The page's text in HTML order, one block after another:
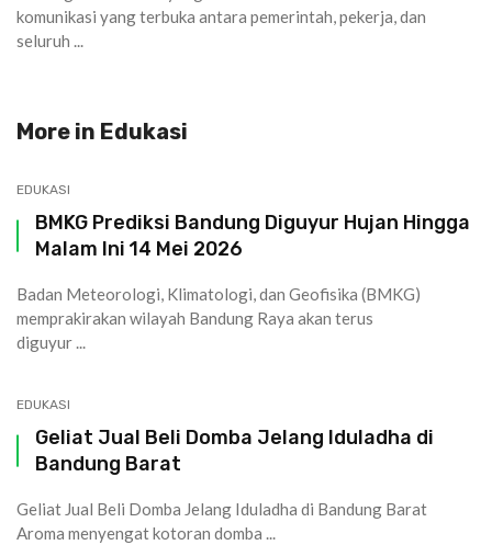
komunikasi yang terbuka antara pemerintah, pekerja, dan
seluruh ...
More in Edukasi
EDUKASI
BMKG Prediksi Bandung Diguyur Hujan Hingga
Malam Ini 14 Mei 2026
Badan Meteorologi, Klimatologi, dan Geofisika (BMKG)
memprakirakan wilayah Bandung Raya akan terus
diguyur ...
EDUKASI
Geliat Jual Beli Domba Jelang Iduladha di
Bandung Barat
Geliat Jual Beli Domba Jelang Iduladha di Bandung Barat
Aroma menyengat kotoran domba ...